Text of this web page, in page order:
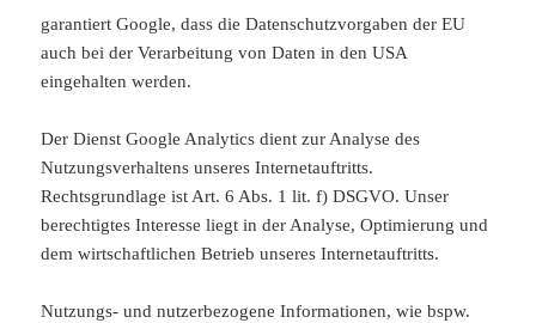
garantiert Google, dass die Datenschutzvorgaben der EU
auch bei der Verarbeitung von Daten in den USA
eingehalten werden.
Der Dienst Google Analytics dient zur Analyse des
Nutzungsverhaltens unseres Internetauftritts.
Rechtsgrundlage ist Art. 6 Abs. 1 lit. f) DSGVO. Unser
berechtigtes Interesse liegt in der Analyse, Optimierung und
dem wirtschaftlichen Betrieb unseres Internetauftritts.
Nutzungs- und nutzerbezogene Informationen, wie bspw.